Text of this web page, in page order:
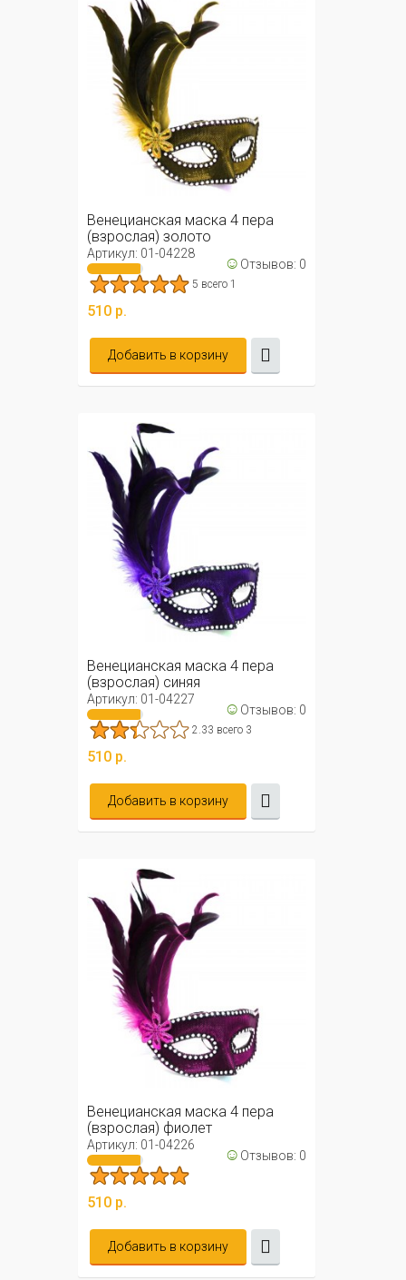
Венецианская маска 4 пера
(взрослая) золото
Артикул: 01-04228 ☺ Отзывов: 0
5 всего 1
510 р.
Добавить в корзину
Венецианская маска 4 пера
(взрослая) синяя
Артикул: 01-04227 ☺ Отзывов: 0
2.33 всего 3
510 р.
Добавить в корзину
Венецианская маска 4 пера
(взрослая) фиолет
Артикул: 01-04226 ☺ Отзывов: 0
510 р.
Добавить в корзину